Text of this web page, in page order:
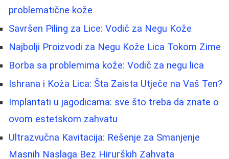
problematične kože
Savršen Piling za Lice: Vodič za Negu Kože
Najbolji Proizvodi za Negu Kože Lica Tokom Zime
Borba sa problemima kože: Vodič za negu lica
Ishrana i Koža Lica: Šta Zaista Utječe na Vaš Ten?
Implantati u jagodicama: sve što treba da znate o
ovom estetskom zahvatu
Ultrazvučna Kavitacija: Rešenje za Smanjenje
Masnih Naslaga Bez Hirurških Zahvata